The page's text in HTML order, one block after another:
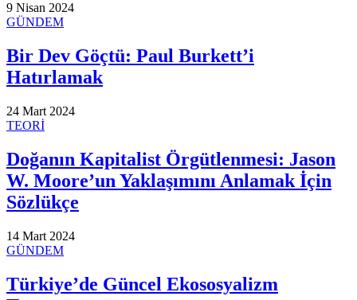
9 Nisan 2024
GÜNDEM
Bir Dev Göçtü: Paul Burkett’i
Hatırlamak
24 Mart 2024
TEORİ
Doğanın Kapitalist Örgütlenmesi: Jason
W. Moore’un Yaklaşımını Anlamak İçin
Sözlükçe
14 Mart 2024
GÜNDEM
Türkiye’de Güncel Ekososyalizm